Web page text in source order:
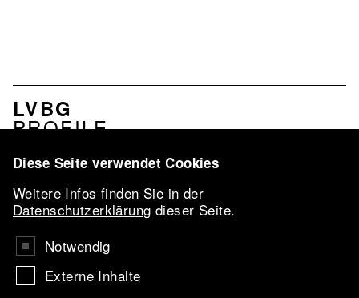
MENU
ASSOCIATION
LVBG
PROFILE
NETWORK
LVBG-
CONFERENCE
2026
VBKI-AWARD
AARTIST IN
RESIDENCE
Diese Seite verwendet Cookies
Weitere Infos finden Sie in der
Datenschutzerklärung dieser Seite.
Notwendig
Externe Inhalte